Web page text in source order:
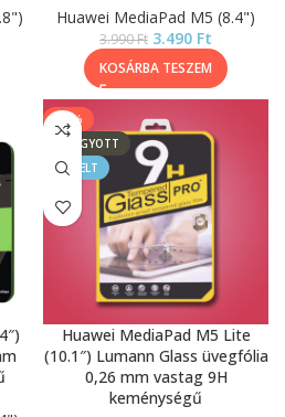
Huawei MediaPad M5 (8.4")
3.990Ft 3.490 Ft
KOSÁRBA TESZEM
-11%
ELFOGYOTT
KIEMELT
Huawei MediaPad M5 Lite
(10.1″) Lumann Glass üvegfólia
0,26 mm vastag 9H
keménységű